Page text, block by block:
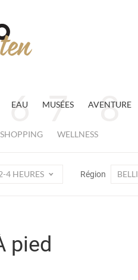
EAU MUSÉES AVENTURE
SHOPPING WELLNESS
4 HEURES Région
pied